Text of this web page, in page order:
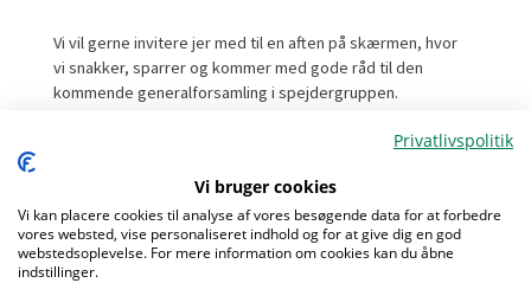
Vi vil gerne invitere jer med til en aften på skærmen, hvor
vi snakker, sparrer og kommer med gode råd til den
kommende generalforsamling i spejdergruppen.
Den gode indbydelse
Det gode program og dagsorden
Hvem skal sidde i bestyrelsen?
Menu
Privatlivspolitik
Vi bruger cookies
Vi kan placere cookies til analyse af vores besøgende data for at forbedre
vores websted, vise personaliseret indhold og for at give dig en god
webstedsoplevelse. For mere information om cookies kan du åbne
indstillinger.